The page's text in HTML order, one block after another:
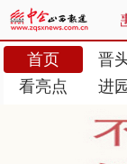
首页 晋
看亮点
进